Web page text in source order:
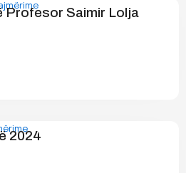
Profesor Saimir Lolja
2024